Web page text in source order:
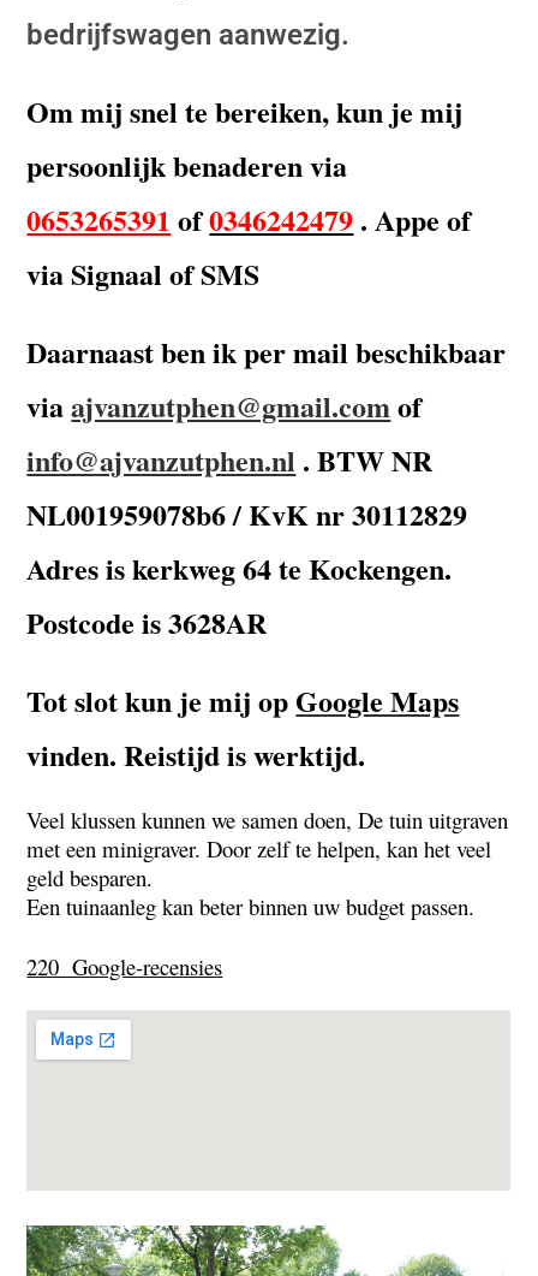
bedrijfswagen aanwezig.
Om mij snel te bereiken, kun je mij
persoonlijk benaderen via
0653265391 of0346242479 . Appe of
via Signaal of SMS
Daarnaast ben ik per mail beschikbaar
viaajvanzutphen@gmail.comof
info@ajvanzutphen.nl . BTW NR
NL001959078b6 / KvK nr 30112829
Adres is kerkweg 64 te Kockengen.
Postcode is 3628AR
Tot slot kun je mij op Google Maps
vinden.Reistijd is werktijd.
Veel klussen kunnen we samen doen, Detuin uitgraven
met een minigraver.Door zelf te helpen, kan het veel
geld besparen.
Een tuinaanleg kan beter binnen uw budget passen.
220 Google-recensies